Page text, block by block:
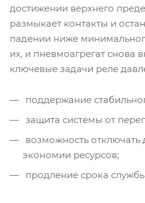
достижении верхнего
размыкает контакты и
падении ниже
их, и пневмоагрегат снова
ключевые задачи реле
поддержание
защита системы от
возможность отключать
экономии ресурсов;
продление срока